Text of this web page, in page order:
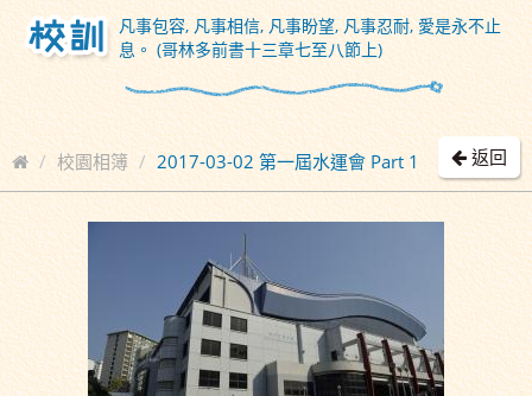
凡事包容, 凡事相信, 凡事盼望, 凡事忍耐, 愛是永不止
息。 (哥林多前書十三章七至八節上)
校園相簿 2017-03-02 第一屆水運會 Part 1 返回